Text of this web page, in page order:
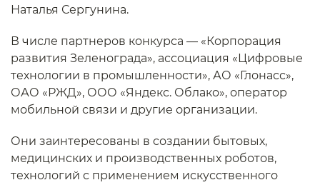
Наталья Сергунина.
В числе партнеров конкурса — «Корпорация
развития Зеленограда», ассоциация «Цифровые
технологии в промышленности», АО «Глонасс»,
ОАО «РЖД», ООО «Яндекс. Облако», оператор
мобильной связи и другие организации.
Они заинтересованы в создании бытовых,
медицинских и производственных роботов,
технологий с применением искусственного